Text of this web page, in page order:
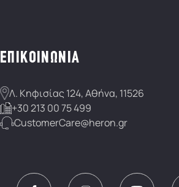
ΕΠΙΚΟΙΝΩΝΙΑ
Λ. Κηφισίας 124, Αθήνα, 11526
+30 213 00 75 499
CustomerCare@heron.gr